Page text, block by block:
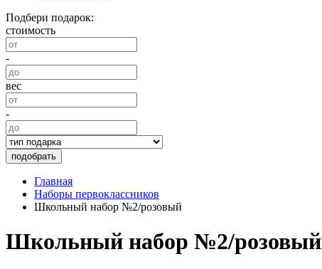
Подбери подарок:
стоимость
-
вес
-
подобрать
Главная
Наборы первоклассников
Школьный набор №2/розовый
Школьный набор №2/розовый